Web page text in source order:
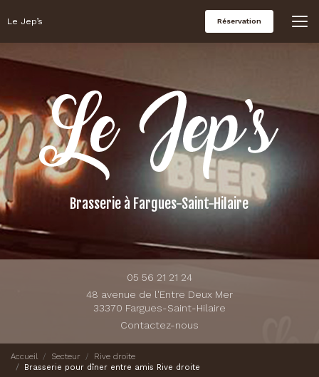
auLe Jep’s Réservation
Brasserie à Fargues-Saint-Hilaire
05 56 21 21 24
48 avenue de l'Entre Deux Mer
33370 Fargues-Saint-Hilaire
Contactez-nous
Accueil Secteur
Rive droite
Brasserie pour dîner entre amis Rive droite